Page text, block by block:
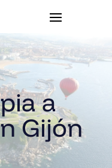
a
Gijón